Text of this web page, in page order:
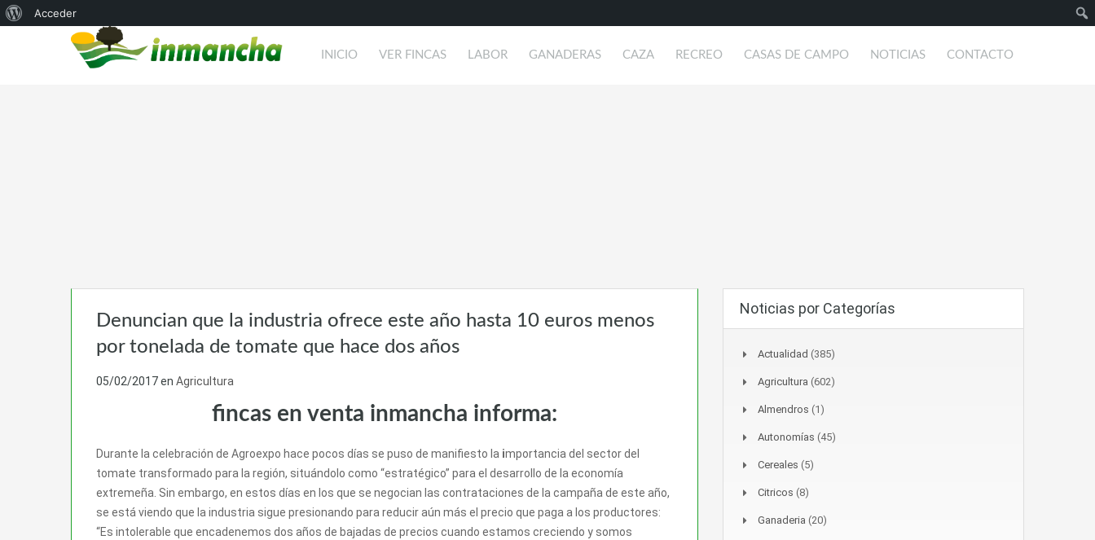
Acerca
Acceder
INICIO VER FINCAS LABOR GANADERAS CAZA RECREO CASAS DE CAMPO NOTICIAS CONTACTO
Denuncian que la industria ofrece este año hasta 10 euros menos
por tonelada de tomate que hace dos años
05/02/2017en Agricultura
fincas en venta inmancha informa:
Durante la celebración de Agroexpo hace pocos días se puso de manifiesto la importancia del sector del
tomate transformado para la región, situándolo como “estratégico” para el desarrollo de la economía
extremeña. Sin embargo, en estos días en los que se negocian las contrataciones de la campaña de este año,
se está viendo que la industria sigue presionando para reducir aún más el precio que paga a los productores:
“Es intolerable que encadenemos dos años de bajadas de precios cuando estamos creciendo y somos
Noticias por Categorías
Actualidad (385)
Agricultura (602)
Almendros (1)
Autonomías (45)
Cereales (5)
Citricos (8)
Ganaderia (20)